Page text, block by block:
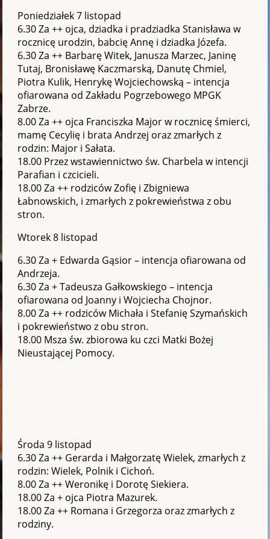
Poniedziałek 7 listopad
6.30 Za ++ ojca, dziadka i pradziadka Stanisława w
rocznicę urodzin, babcię Annę i dziadka Józefa.
6.30 Za ++ Barbarę Witek, Janusza Marzec, Janinę
Tutaj, Bronisławę Kaczmarską, Danutę Chmiel,
Piotra Kulik, Henrykę Wojciechowską – intencja
ofiarowana od Zakładu Pogrzebowego MPGK
Zabrze.
8.00 Za ++ ojca Franciszka Major w rocznicę śmierci,
mamę Cecylię i brata Andrzej oraz zmarłych z
rodzin: Major i Sałata.
18.00 Przez wstawiennictwo św. Charbela w intencji
Parafian i czcicieli.
18.00 Za ++ rodziców Zofię i Zbigniewa
Łabnowskich, i zmarłych z pokrewieństwa z obu
stron.
Wtorek 8 listopad
6.30 Za + Edwarda Gąsior – intencja ofiarowana od
Andrzeja.
6.30 Za + Tadeusza Gałkowskiego – intencja
ofiarowana od Joanny i Wojciecha Chojnor.
8.00 Za ++ rodziców Michała i Stefanię Szymańskich
i pokrewieństwo z obu stron.
18.00 Msza św. zbiorowa ku czci Matki Bożej
Nieustającej Pomocy.
Środa 9 listopad
6.30 Za ++ Gerarda i Małgorzatę Wielek, zmarłych z
rodzin: Wielek, Polnik i Cichoń.
8.00 Za ++ Weronikę i Dorotę Siekiera.
18.00 Za + ojca Piotra Mazurek.
18.00 Za ++ Romana i Grzegorza oraz zmarłych z
rodziny.